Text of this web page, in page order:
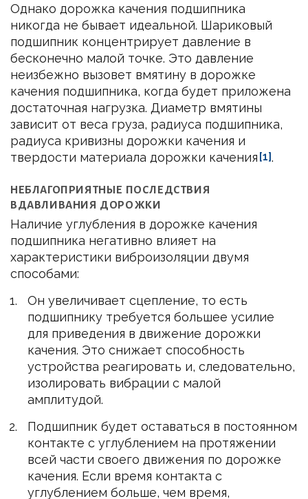
Однако дорожка качения подшипника
никогда не бывает идеальной. Шариковый
подшипник концентрирует давление в
бесконечно малой точке. Это давление
неизбежно вызовет вмятину в дорожке
качения подшипника, когда будет приложена
достаточная нагрузка. Диаметр вмятины
зависит от веса груза, радиуса подшипника,
радиуса кривизны дорожки качения и
твердости материала дорожки качения [1].
НЕБЛАГОПРИЯТНЫЕ ПОСЛЕДСТВИЯ
ВДАВЛИВАНИЯ ДОРОЖКИ
Наличие углубления в дорожке качения
подшипника негативно влияет на
характеристики виброизоляции двумя
способами:
Он увеличивает сцепление, то есть
подшипнику требуется большее усилие
для приведения в движение дорожки
качения. Это снижает способность
устройства реагировать и, следовательно,
изолировать вибрации с малой
амплитудой.
Подшипник будет оставаться в постоянном
контакте с углублением на протяжении
всей части своего движения по дорожке
качения. Если время контакта с
углублением больше, чем время,